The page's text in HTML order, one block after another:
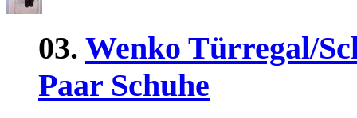
03. Wenko Türregal/
Paar Schuhe